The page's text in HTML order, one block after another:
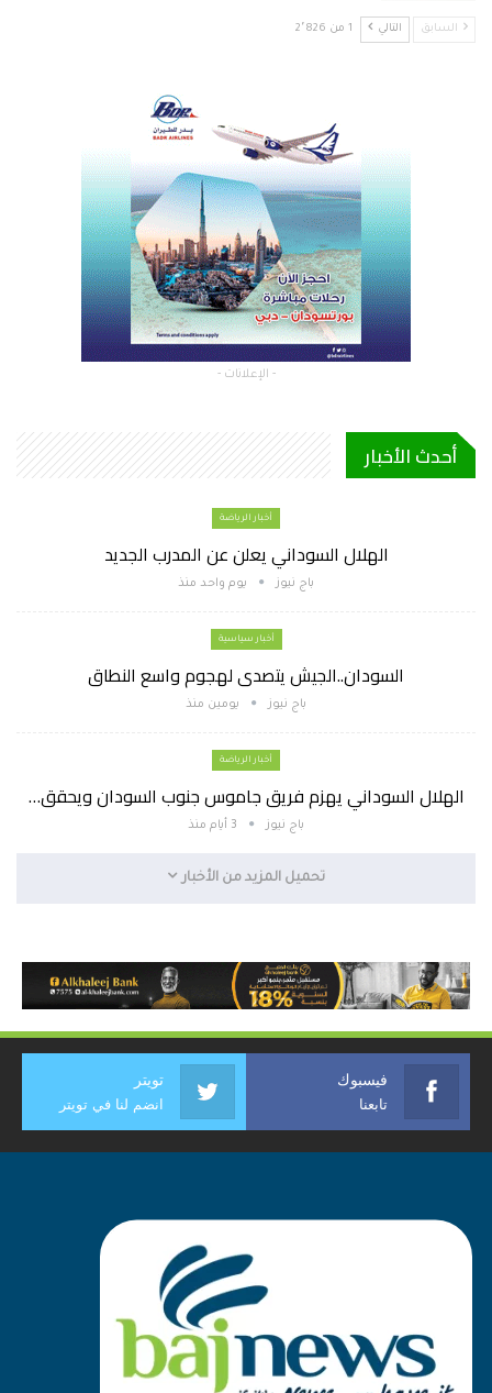
السابق التالي 1 من 2٬826
- الإعلانات -
أحدث الأخبار
أخبار الرياضة
الهلال السوداني يعلن عن المدرب الجديد
باج نيوز يوم واحد منذ
أخبار سياسية
السودان..الجيش يتصدى لهجوم واسع النطاق
باج نيوز يومين منذ
أخبار الرياضة
الهلال السوداني يهزم فريق جاموس جنوب السودان ويحقق…
باج نيوز 3 أيام منذ
تحميل المزيد من الأخبار
فيسبوك
تابعنا
تويتر
انضم لنا في تويتر